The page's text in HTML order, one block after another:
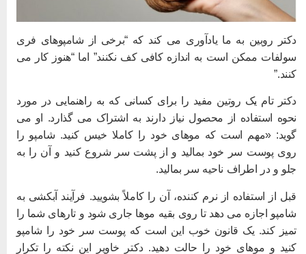
روبین به ما یادآوری می کند که “برخی از شامپوهای فری
ممکن است به اندازه کافی کف نکنند” اما “هنوز کار می
تام یک روتين مفید را برای کسانی که به راهنمایی در مورد
استفاده از محصول نیاز دارند به اشتراک می گذارد. او می
«مهم است که موهای خود را کاملا خیس کنید. شامپو را
پوست سر خود بمالید و از پشت سر شروع کنید و آن را به
و در اطراف ناحیه سر بمالید.
از استفاده از نرم کننده، آن را کاملاً بشویید. فرآیند آبکشی به
اجازه می دهد تا روی بقیه موها جاری شود و تارهای شما را
کند. یک قانون خوب این است که پوست سر خود را شامپو
و موهای خود را حالت دهید. دکتر خاویر این نکته را تكرار